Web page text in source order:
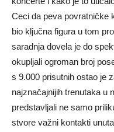
Ceci da peva povratničke
bio ključna figura u tom
saradnja dovela je do
okupljali ogroman broj
s 9.000 prisutnih ostao je
najznačajnijih trenutaka u
predstavljali ne samo
stvore važni kontakti